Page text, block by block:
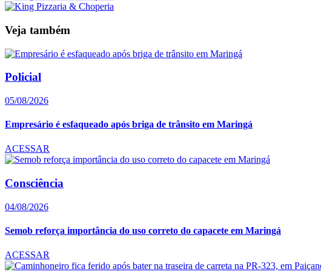
Veja também
Policial
05/08/2026
Empresário é esfaqueado após briga de trânsito em Maringá
ACESSAR
Consciência
04/08/2026
Semob reforça importância do uso correto do capacete em Maringá
ACESSAR